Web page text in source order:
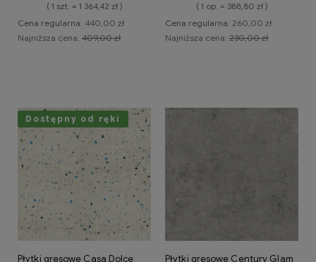
( 1 szt. = 1 364,42 zł )
Cena regularna: 440,00 zł
Najniższa cena: 409,00 zł
( 1 op. = 388,80 zł )
Cena regularna: 260,00 zł
Najniższa cena: 230,00 zł
Płytki gresowe Casa Dolce
Dostępny od ręki
Płytki gresowe Century Glam